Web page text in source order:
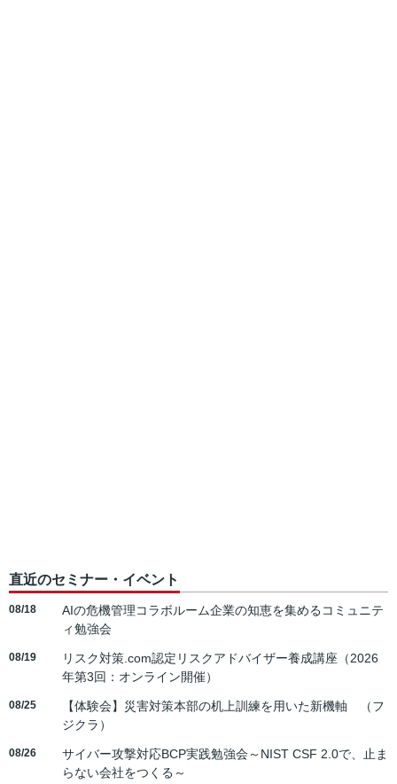
直近のセミナー・イベント
08/18
AIの危機管理コラボルーム企業の知恵を集めるコミュニテ
ィ勉強会
08/19
リスク対策.com認定リスクアドバイザー養成講座（2026
年第3回：オンライン開催）
08/25
【体験会】災害対策本部の机上訓練を用いた新機軸 （フ
ジクラ）
08/26
サイバー攻撃対応BCP実践勉強会～NIST CSF 2.0で、止ま
らない会社をつくる～